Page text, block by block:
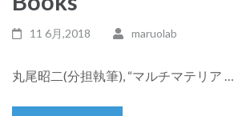
11 6月,2018 maruolab
丸尾昭二(分担執筆), “マルチマテリア …